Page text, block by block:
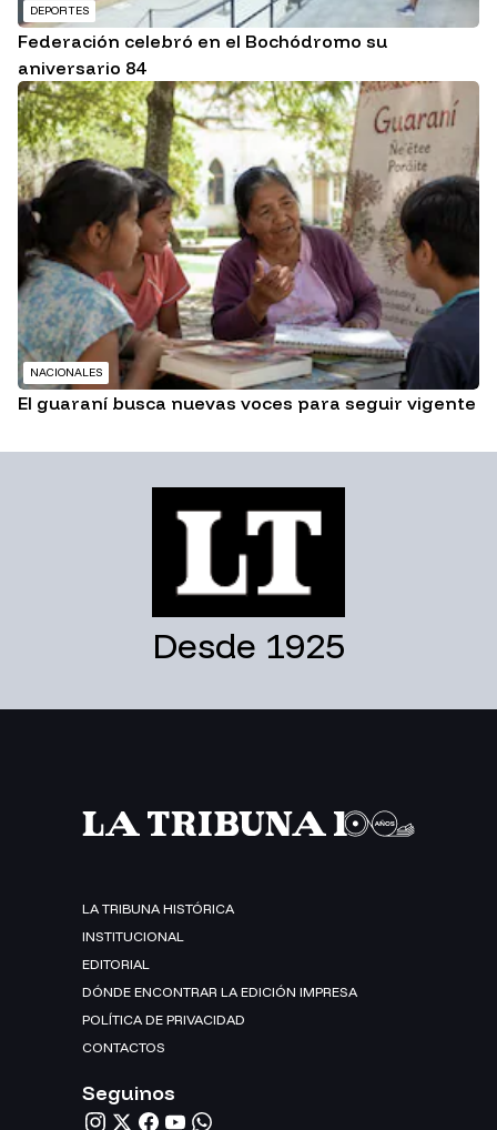
DEPORTES
Federación celebró en el Bochódromo su
aniversario 84
NACIONALES
El guaraní busca nuevas voces para seguir vigente
Desde 1925
LA TRIBUNA HISTÓRICA
INSTITUCIONAL
EDITORIAL
DÓNDE ENCONTRAR LA EDICIÓN IMPRESA
POLÍTICA DE PRIVACIDAD
CONTACTOS
Seguinos